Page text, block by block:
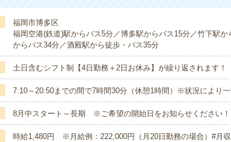
福岡市博多区
福岡空港(鉄道)駅からバス5分／博多駅からバス15分／竹下駅
からバス34分／酒殿駅から徒歩・バス35分
土日含むシフト制【4日勤務＋2日お休み】が繰り返されます！
7:10～20:50までの間で7時間30分（休憩1時間）※状況により一
8月中スタート～長期 ※ご希望の開始日をお知らせください！
時給1,480円 ※月給例：222,000円（月20日勤務の場合）#月